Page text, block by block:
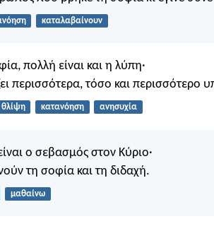
καταλαβαίνουν
πολλή είναι και η λύπη·
περισσότερα, τόσο και περισσότερο
θλίψη κατανόηση ανησυχία
ο σεβασμός στον Κύριο·
τη σοφία και τη διδαχή.
μαθαίνω